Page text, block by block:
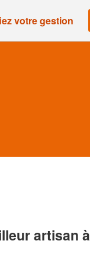
votre gestion
artisan à